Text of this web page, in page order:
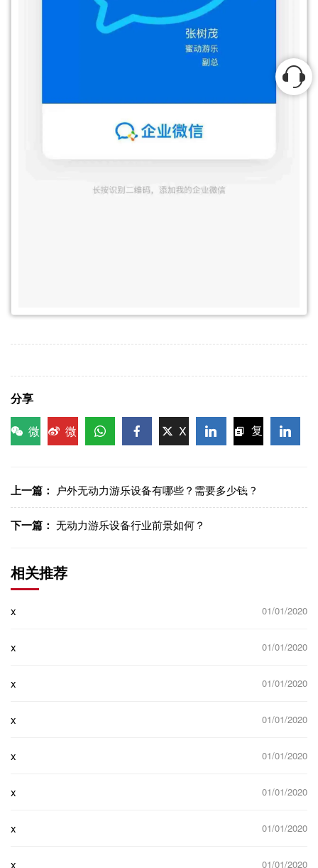
分享
微
微
X
复
接
上一篇： 户外无动力游乐设备有哪些？需要多少钱？
下一篇： 无动力游乐设备行业前景如何？
相关推荐
x 01/01/2020
x 01/01/2020
x 01/01/2020
x 01/01/2020
x 01/01/2020
x 01/01/2020
x 01/01/2020
x 01/01/2020